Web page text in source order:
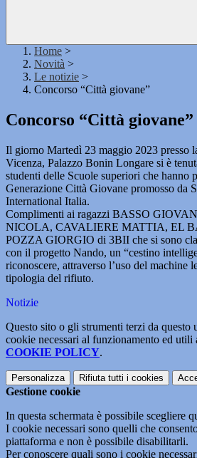
Home >
Novità >
Le notizie >
Concorso “Città giovane”
Concorso “Città giovane”
Il giorno Martedì 23 maggio 2023 presso
Vicenza, Palazzo Bonin Longare si è
studenti delle Scuole superiori che hanno
Generazione Città Giovane promosso da
International Italia.
Complimenti ai ragazzi BASSO
NICOLA, CAVALIERE MATTIA, EL
POZZA GIORGIO di 3BII che si sono
con il progetto Nando, un “cestino
riconoscere, attraverso l’uso del machine
tipologia del rifiuto.
Notizie
Questo sito o gli strumenti terzi da
cookie necessari al funzionamento ed
COOKIE POLICY.
Personalizza Rifiuta tutti i cookies
Gestione cookie
In questa schermata è possibile scegliere
I cookie necessari sono quelli che
piattaforma e non è possibile disabilitarli.
Per conoscere quali sono i cookie